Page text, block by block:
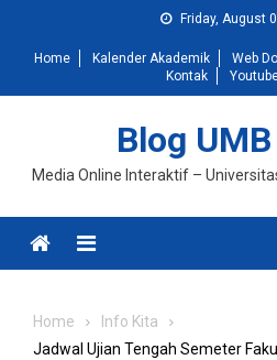
content
Friday, August
Home Kalender Akademik Web
Kontak
Blog
Media Online Interaktif –
Menu
Home
Info Kita
Jadwal Ujian Tengah Semeter